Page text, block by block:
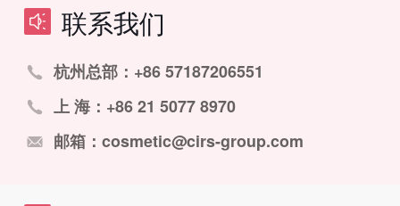
联系我们
杭州总部：+86 57187206551
上 海：+86 21 5077 8970
邮箱：cosmetic@cirs-group.com